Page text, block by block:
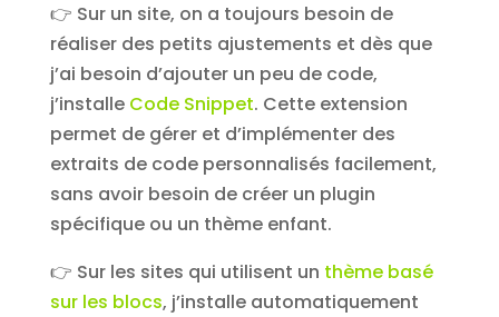
👉 Sur un site, on a toujours besoin de
réaliser des petits ajustements et dès que
j’ai besoin d’ajouter un peu de code,
j’installe Code Snippet. Cette extension
permet de gérer et d’implémenter des
extraits de code personnalisés facilement,
sans avoir besoin de créer un plugin
spécifique ou un thème enfant.
👉 Sur les sites qui utilisent un thème basé
sur les blocs, j’installe automatiquement